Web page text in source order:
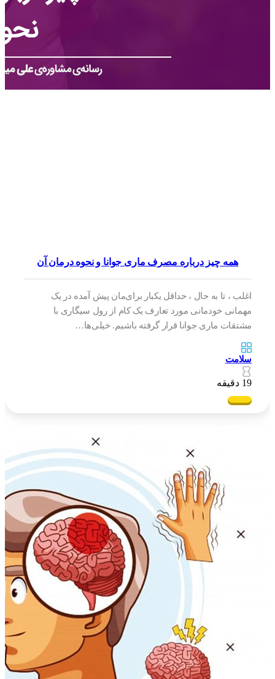
همه چیز درباره مصرف ماری جوانا و نحوه درمان آن
اغلب ، تا به حال ، حداقل یکبار برای‌مان پیش آمده در یک
مهمانی خودمانی مورد تعارف یک کام از رول سیگاری با
مشتقات ماری جوانا قرار گرفته باشیم. خیلی‌ها…
سلامت